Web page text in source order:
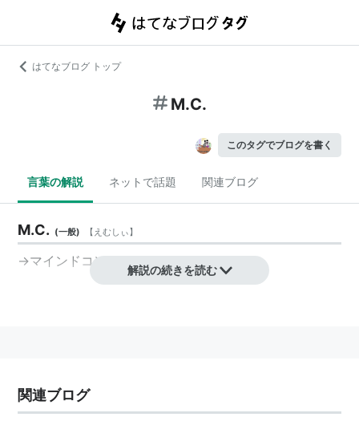
はてなブログ トップ
M.C.
このタグでブログを書く
言葉の解説 ネットで話題 関連ブログ
M.C. (一般) 【 えむしぃ】
→マインドコントロール
解説の続きを読む
関連ブログ